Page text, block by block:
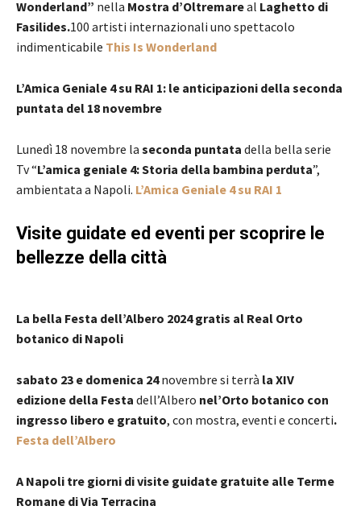
Wonderland” nella Mostra d’Oltremareal Laghetto di
Fasilides.100 artisti internazionali uno spettacolo
indimenticabile This Is Wonderland
L’Amica Geniale 4 su RAI 1: le anticipazioni della seconda
puntata del 18 novembre
Lunedì 18 novembre la seconda puntata della bella serie
Tv “L’amica geniale 4: Storia della bambina perduta”,
ambientata a Napoli. L’Amica Geniale 4 su RAI 1
Visite guidate ed eventi per scoprire le
bellezze della città
La bella Festa dell’Albero 2024 gratis al Real Orto
botanico di Napoli
sabato 23 e domenica 24novembre si terrà la XIV
edizione della Festa dell’Albero nel’Orto botanico con
ingresso libero e gratuito, con mostra, eventi e concerti.
Festa dell’Albero
A Napoli tre giorni di visite guidate gratuite alle Terme
Romane di Via Terracina